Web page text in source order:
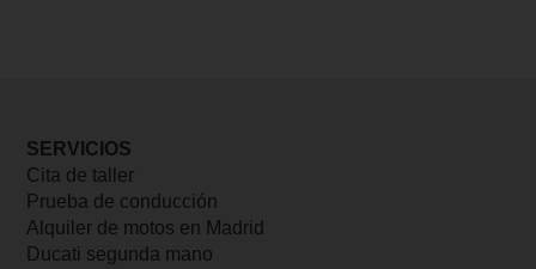
SERVICIOS
Cita de taller
Prueba de conducción
Alquiler de motos en Madrid
Ducati segunda mano